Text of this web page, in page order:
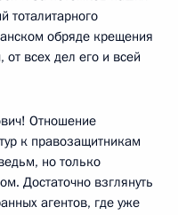
тоталитарного
обряде крещения
всех дел его и всей
Отношение
к правозащитникам
но только
Достаточно взглянуть
агентов, где уже